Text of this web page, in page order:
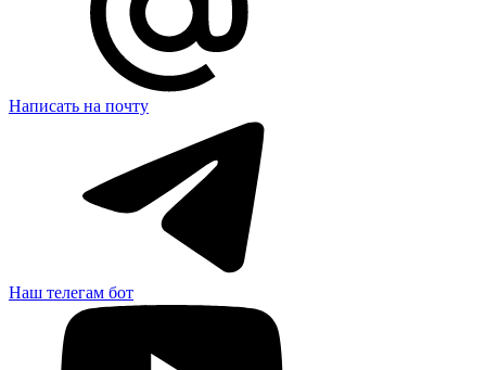
Написать на почту
Наш телегам бот